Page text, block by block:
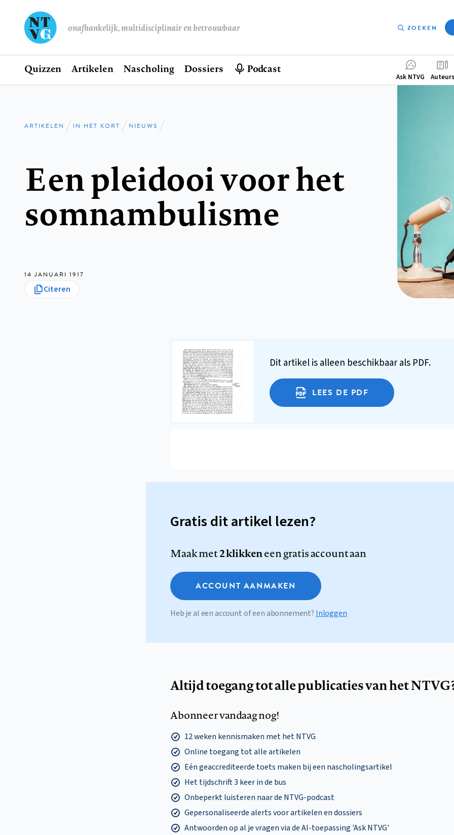
onafhankelijk, multidisciplinair en betrouwbaar ZOEKEN
Hoofdnavigatie
Home
Quizzen Artikelen Nascholing Dossiers Podcast
Ask NTVG Auteurs
Kruimelpad
ARTIKELEN IN HET KORT NIEUWS
Een pleidooi voor het
somnambulisme
14 JANUARI 1917
Citeren
Dit artikel is alleen beschikbaar als PDF.
LEES DE PDF
Gratis dit artikel lezen?
Maak met2 klikkeneen gratis account aan
ACCOUNT AANMAKEN
Heb je al een account of een abonnement? Inloggen
Altijd toegang tot alle publicaties van het
Abonneer vandaag nog!
12 weken kennismaken met het NTVG
Online toegang tot alle artikelen
Eén geaccrediteerde toets maken bij een nascholingsartikel
Het tijdschrift 3 keer in de bus
Onbeperkt luisteren naar de NTVG-podcast
Gepersonaliseerde alerts voor artikelen en dossiers
Antwoorden op al je vragen via de AI-toepassing 'Ask NTVG'